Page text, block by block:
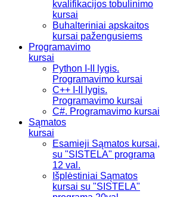
kvalifikacijos tobulinimo
kursai
Buhalteriniai apskaitos
kursai pažengusiems
Programavimo
kursai
Python I-II lygis.
Programavimo kursai
C++ I-II lygis.
Programavimo kursai
C#. Programavimo kursai
Sąmatos
kursai
Esamieji Sąmatos kursai,
su "SISTELA" programa
12 val.
Išplėstiniai Sąmatos
kursai su "SISTELA"